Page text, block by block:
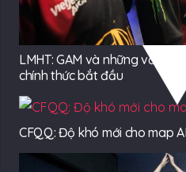
LMHT: GAM và những vấn
chính thức bắt đầu
CFQQ: Độ khó mới cho map